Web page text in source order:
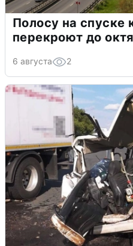
Полосу на спуске
перекроют до
6 августа 2